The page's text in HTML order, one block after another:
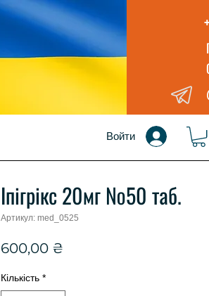
Войти
Іпігрікс 20мг №50 таб.
Артикул: med_0525
600,00 ₴
Кількість *